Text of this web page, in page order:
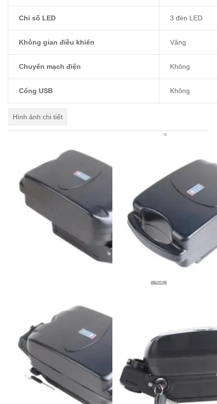
Chỉ số LED 3 đèn LED
Không gian điều khiển Vâng
Chuyển mạch điện Không
Cổng USB Không
Hình ảnh chi tiết